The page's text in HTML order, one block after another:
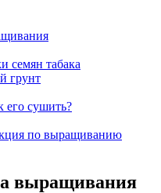
семян табака
грунт
его сушить?
по выращиванию
выращивания